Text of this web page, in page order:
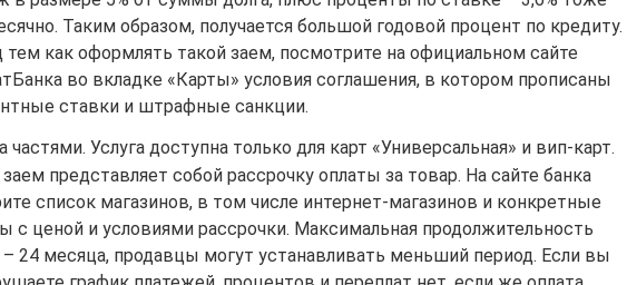
Таким образом, получается большой годовой процент по кредиту.
тем как оформлять такой заем, посмотрите на официальном сайте
во вкладке «Карты» условия соглашения, в котором прописаны
ставки и штрафные санкции.
частями. Услуга доступна только для карт «Универсальная» и вип-карт.
представляет собой рассрочку оплаты за товар. На сайте банка
список магазинов, в том числе интернет-магазинов и конкретные
с ценой и условиями рассрочки. Максимальная продолжительность
– 24 месяца, продавцы могут устанавливать меньший период. Если вы